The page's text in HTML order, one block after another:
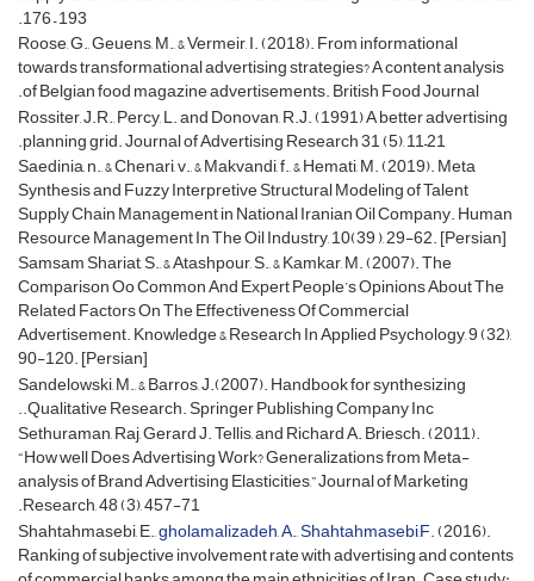
176 – 193.
Roose, G., Geuens, M., & Vermeir, I. (2018). From informational
towards transformational advertising strategies? A content analysis
of Belgian food magazine advertisements. British Food Journal.
Rossiter, J.R., Percy, L. and Donovan, R.J. (1991) A better advertising
planning grid. Journal of Advertising Research 31 (5), 11–21.
Saedinia, n., & Chenari, v., & Makvandi, f., & Hemati, M. (2019). Meta
Synthesis and Fuzzy Interpretive Structural Modeling of Talent
Supply Chain Management in National Iranian Oil Company. Human
Resource Management In The Oil Industry, 10(39 ), 29-62. [Persian]
Samsam Shariat, S., & Atashpour, S., & Kamkar, M. (2007). The
Comparison Oo Common And Expert People’s Opinions About The
Related Factors On The Effectiveness Of Commercial
Advertisement. Knowledge & Research In Applied Psychology, 9 (32),
90-120. [Persian]
Sandelowski, M., & Barros, J.(2007). Handbook for synthesizing
Qualitative Research. Springer Publishing Company Inc..
Sethuraman, Raj, Gerard J. Tellis, and Richard A. Briesch. (2011).
“How well Does Advertising Work? Generalizations from Meta-
analysis of Brand Advertising Elasticities,” Journal of Marketing
Research, 48 (3), 457-71.
Shahtahmasebi, E.,gholamalizadeh, A., Shahtahmasebi,F.(2016).
Ranking of subjective involvement rate with advertising and contents